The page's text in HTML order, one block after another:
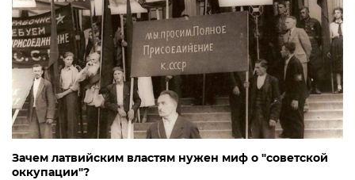
Зачем латвийским властям нужен миф о "советской
оккупации"?